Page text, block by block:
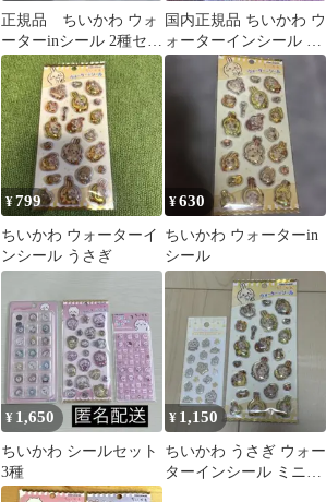
正規品 ちいかわ ウォ
ーターinシール 2種セッ
ト
国内正規品 ちいかわ ウ
ォーターインシール ハ
チワレ
¥799
ちいかわ ウォーターイ
ンシール うさぎ
¥630
ちいかわ ウォーターin
シール
¥ 1,650
ちいかわ シールセット
3種
¥ 1,150
ちいかわ うさぎ ウォー
ターインシール ミニミ